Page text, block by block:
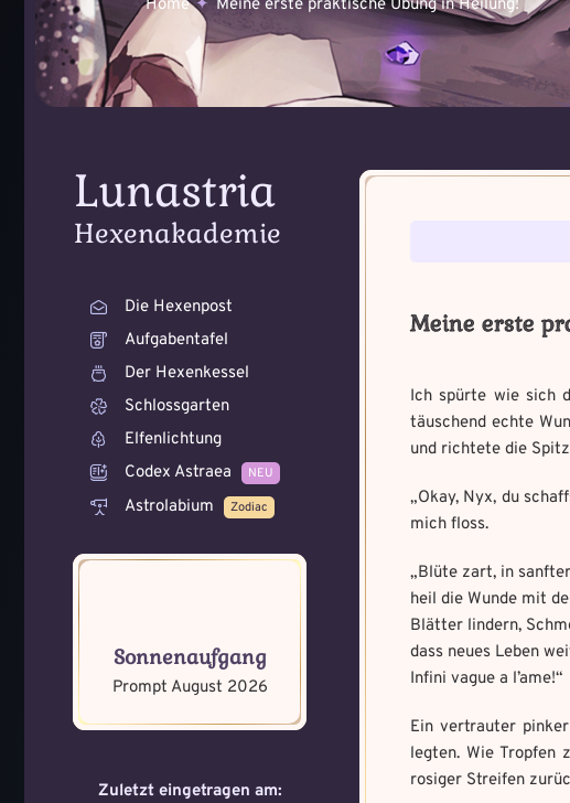
Home Meine erste praktische Übung in Heilung!
Lunastria
Hexenakademie
Die Hexenpost
Aufgabentafel
Der Hexenkessel
Schlossgarten
Elfenlichtung
Codex Astraea
NEU
Astrolabium Zodiac
Sonnenaufgang
Prompt August 2026
Zuletzt eingetragen am:
Meine erste
Ich spürte wie sich
täuschend echte
und richtete die
„Okay, Nyx, du
mich floss.
„Blüte zart, in
heil die Wunde mit
Blätter lindern,
dass neues Leben
Infini vague a l’ame!“
Ein vertrauter
legten. Wie Tropfen
rosiger Streifen
Wie bist du darauf
geworden und wie
Mandala senden
Max file size: 9.08 MB. | Allowed file
Select Files
Wie fängst du die Chaos
Bitte schreibe eine kleine Geschichte
Memory Screenshot
Max file size: 9.08 MB. | Allowed file
Datei wählen
Du